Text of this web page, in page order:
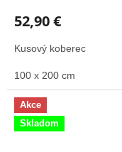
52,90 €
Kusový koberec
100 x 200 cm
Akce
Skladom